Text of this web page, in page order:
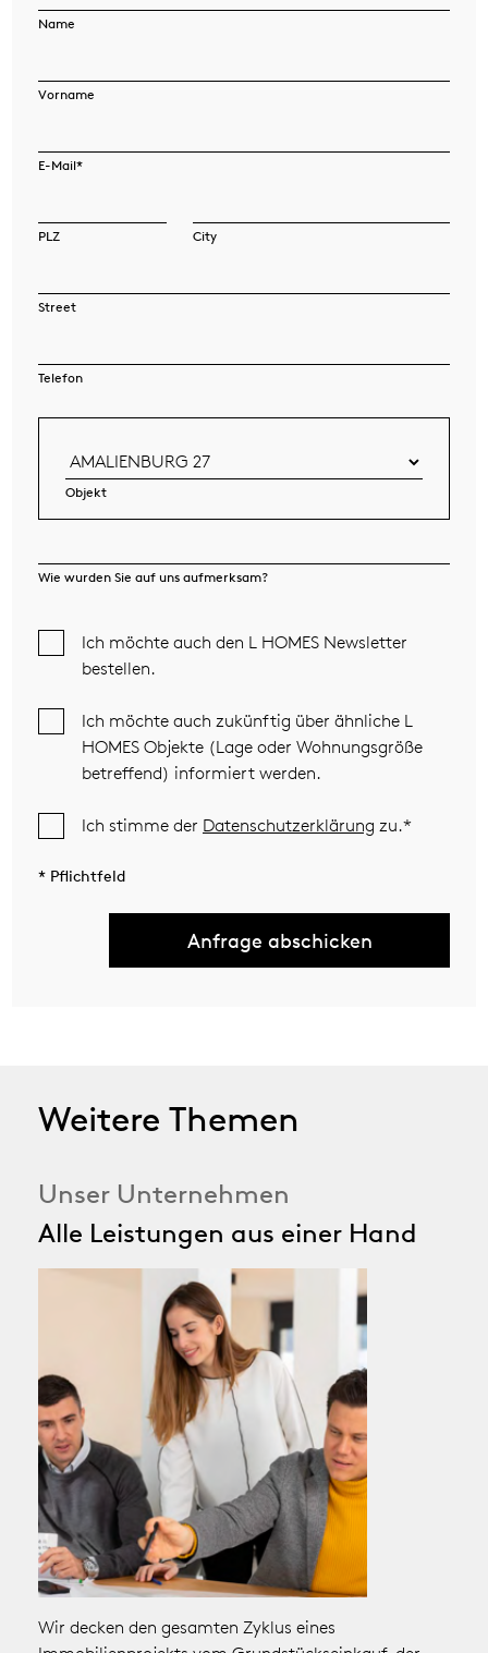
Name
Vorname
E-Mail*
PLZ City
Street
Telefon
Objekt
Wie wurden Sie auf uns aufmerksam?
Ich möchte auch den L HOMES Newsletter
bestellen.
Ich möchte auch zukünftig über ähnliche L
HOMES Objekte (Lage oder Wohnungsgröße
betreffend) informiert werden.
Ich stimme der Datenschutzerklärung zu.*
* Pflichtfeld
Anfrage abschicken
Weitere Themen
Unser Unternehmen
Alle Leistungen aus einer Hand
Wir decken den gesamten Zyklus eines